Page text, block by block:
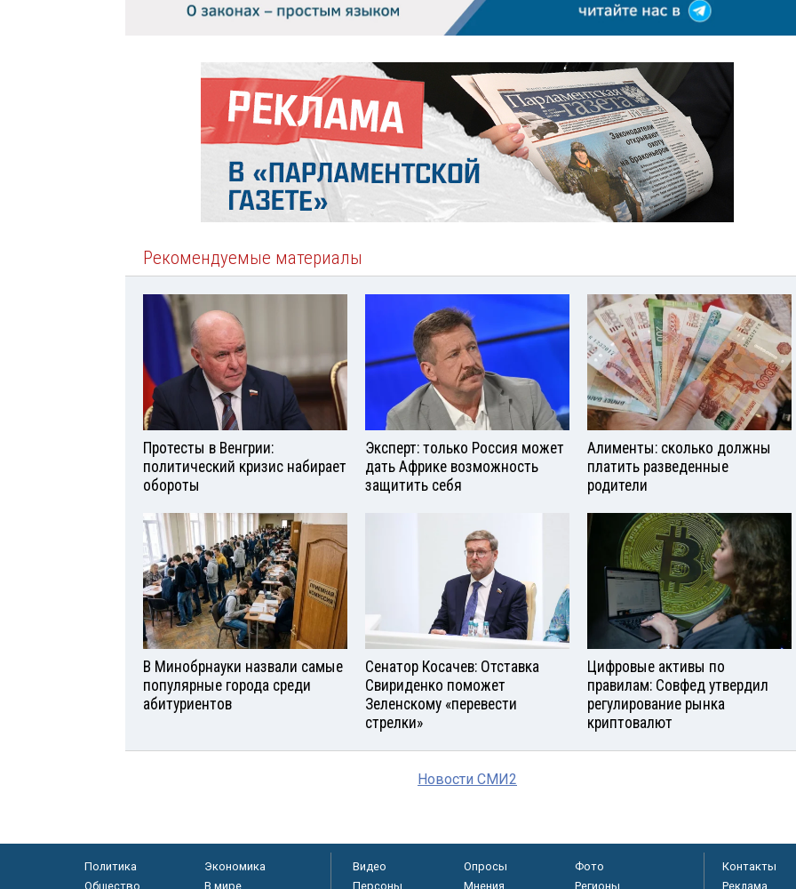
Рекомендуемые материалы
Протесты в Венгрии:
политический кризис набирает
обороты
Эксперт: только Россия может
дать Африке возможность
защитить себя
Алименты: сколько должны
платить разведенные
родители
В Минобрнауки назвали самые
популярные города среди
абитуриентов
Сенатор Косачев: Отставка
Свириденко поможет
Зеленскому «перевести
стрелки»
Цифровые активы по
правилам: Совфед утвердил
регулирование рынка
криптовалют
Новости СМИ2
Политика
Экономика
Общество
В мире
Видео Опросы
Фото
Персоны
Мнения Регионы
Контакты
Реклама